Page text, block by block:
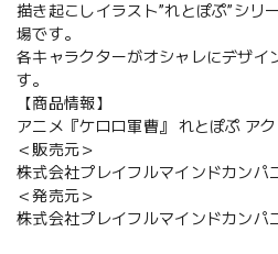
描き起こしイラスト”れとぽぷ”シリ
場です。
各キャラクターがオシャレにデザイ
す。
【商品情報】
アニメ『ケロロ軍曹』 れとぽぷ ア
＜販売元＞
株式会社プレイフルマインドカンパ
＜発売元＞
株式会社プレイフルマインドカンパ